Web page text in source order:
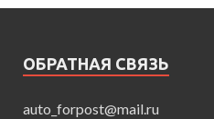
ОБРАТНАЯ СВЯЗЬ
auto_forpost@mail.ru